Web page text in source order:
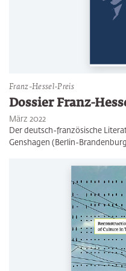
Franz-Hessel-Preis
Dossier Franz-
März 2022
Der deutsch-französische
Genshagen (Berlin-